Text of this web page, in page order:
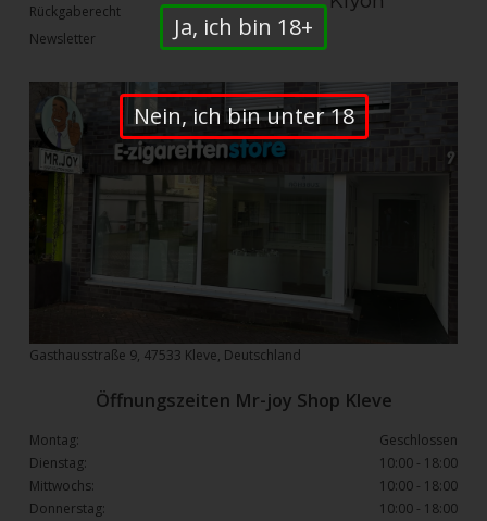
Rückgaberecht
Newsletter
Gasthausstraße 9, 47533 Kleve, Deutschland
Öffnungszeiten Mr-joy Shop Kleve
Montag:
Geschlossen
Dienstag:
10:00 - 18:00
Mittwochs:
10:00 - 18:00
Donnerstag:
10:00 - 18:00
Ja, ich bin 18+
Nein, ich bin unter 18